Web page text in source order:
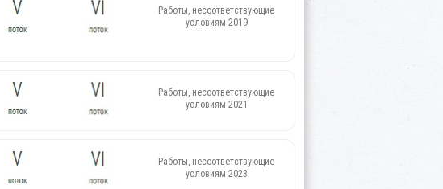
Работы, несоответствующие
условиям 2019
Работы, несоответствующие
условиям 2021
Работы, несоответствующие
условиям 2023